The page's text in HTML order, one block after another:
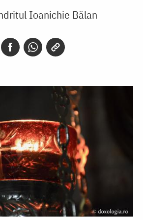
Ioanichie Bălan